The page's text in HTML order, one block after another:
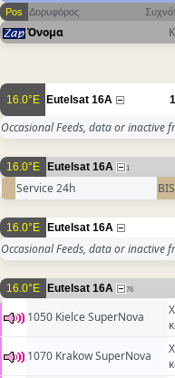
Pos Δορυφόρος
Όνομα
16.0°E Eutelsat 16A
Occasional Feeds, data or inactive
16.0°E Eutelsat 16A 1
Service 24h
16.0°E Eutelsat 16A
Occasional Feeds, data or inactive
16.0°E Eutelsat 16A 76
1050 Kielce SuperNova
1070 Krakow SuperNova